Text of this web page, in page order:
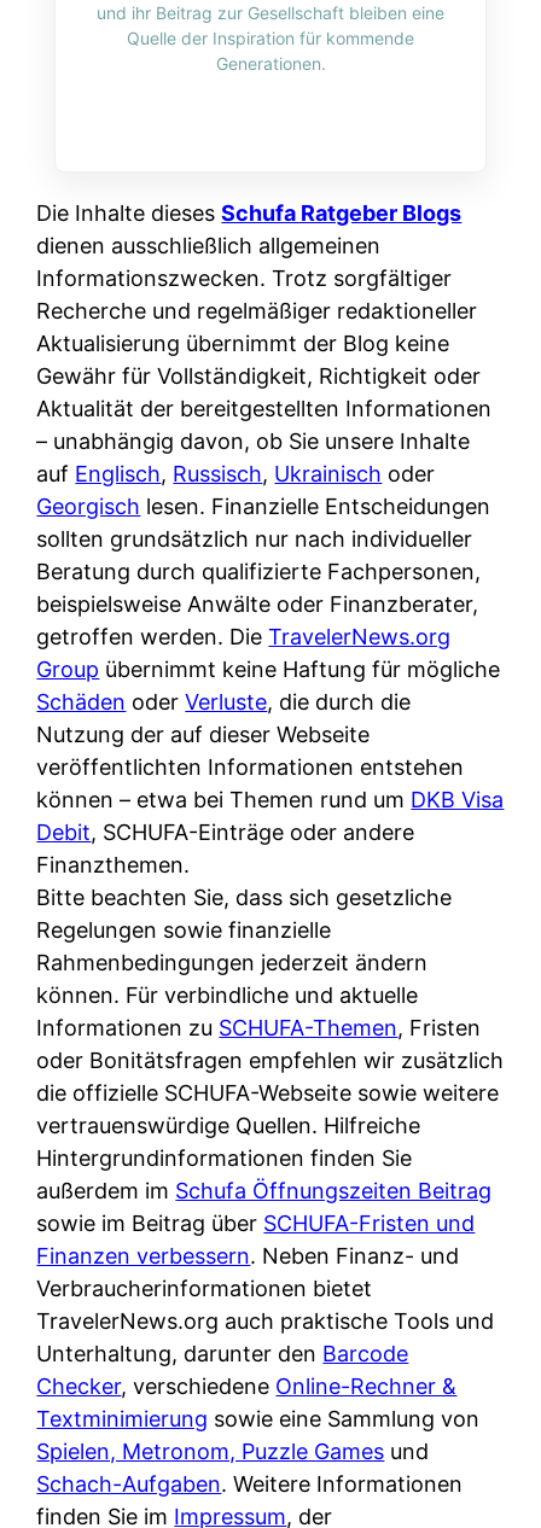
und ihr Beitrag zur Gesellschaft bleiben eine
Quelle der Inspiration für kommende
Generationen.
Die Inhalte diesesSchufa Ratgeber Blogs
dienen ausschließlich allgemeinen
Informationszwecken. Trotz sorgfältiger
Recherche und regelmäßiger redaktioneller
Aktualisierung übernimmt der Blog keine
Gewähr für Vollständigkeit, Richtigkeit oder
Aktualität der bereitgestellten Informationen
– unabhängig davon, ob Sie unsere Inhalte
auf Englisch, Russisch, Ukrainisch oder
Georgisch lesen. Finanzielle Entscheidungen
sollten grundsätzlich nur nach individueller
Beratung durch qualifizierte Fachpersonen,
beispielsweise Anwälte oder Finanzberater,
getroffen werden. DieTravelerNews.org
Group übernimmt keine Haftung für mögliche
Schäden oderVerluste, die durch die
Nutzung der auf dieser Webseite
veröffentlichten Informationen entstehen
können – etwa bei Themen rund um DKB Visa
Debit, SCHUFA-Einträge oder andere
Finanzthemen.
Bitte beachten Sie, dass sich gesetzliche
Regelungen sowie finanzielle
Rahmenbedingungen jederzeit ändern
können. Für verbindliche und aktuelle
Informationen zu SCHUFA-Themen, Fristen
oder Bonitätsfragen empfehlen wir zusätzlich
die offizielle SCHUFA-Webseite sowie weitere
vertrauenswürdige Quellen. Hilfreiche
Hintergrundinformationen finden Sie
außerdem im Schufa Öffnungszeiten Beitrag
sowie im Beitrag über SCHUFA-Fristen und
Finanzen verbessern. Neben Finanz- und
Verbraucherinformationen bietet
TravelerNews.org auch praktische Tools und
Unterhaltung, darunter den Barcode
Checker, verschiedene Online-Rechner &
Textminimierung sowie eine Sammlung von
Spielen, Metronom, Puzzle Games und
Schach-Aufgaben. Weitere Informationen
finden Sie im Impressum, der